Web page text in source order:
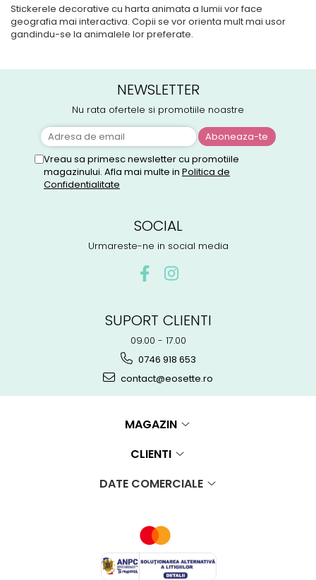
Stickerele decorative cu harta animata a lumii vor face
geografia mai interactiva. Copii se vor orienta mult mai usor
gandindu-se la animalele lor preferate.
NEWSLETTER
Nu rata ofertele si promotiile noastre
Vreau sa primesc newsletter cu promotiile
magazinului. Afla mai multe in Politica de
Confidentialitate
SOCIAL
Urmareste-ne in social media
SUPORT CLIENTI
09.00 - 17.00
0746 918 653
contact@eosette.ro
MAGAZIN
CLIENTI
DATE COMERCIALE